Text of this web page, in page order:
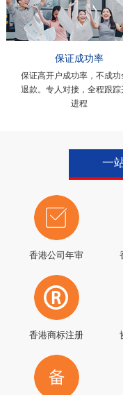
保证成功率
保证高开户成功率，不成功
退款。专人对接，全程跟踪
进程
一
香港公司年审
香港商标注册